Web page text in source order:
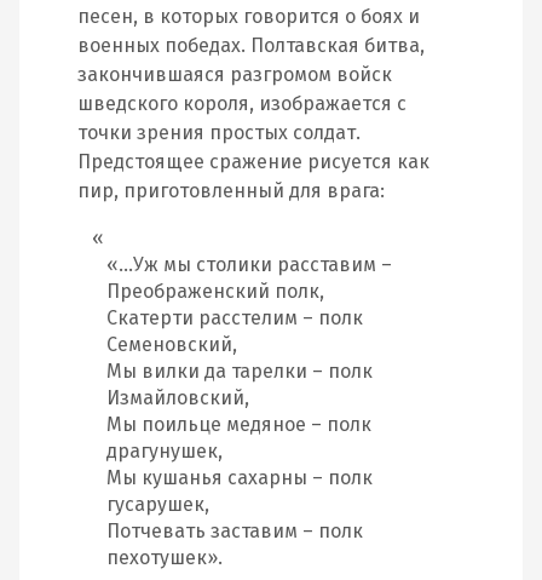
песен, в которых говорится о боях и
военных победах. Полтавская битва,
закончившаяся разгромом войск
шведского короля, изображается с
точки зрения простых солдат.
Предстоящее сражение рисуется как
пир, приготовленный для врага:
«…Уж мы столики расставим –
Преображенский полк,
Скатерти расстелим – полк
Семеновский,
Мы вилки да тарелки – полк
Измайловский,
Мы поильце медяное – полк
драгунушек,
Мы кушанья сахарны – полк
гусарушек,
Потчевать заставим – полк
пехотушек».